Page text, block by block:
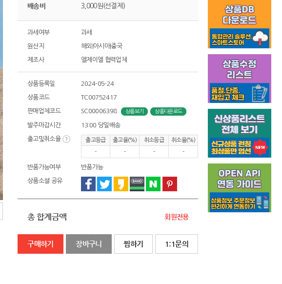
배송비 3,000원(선결제)
과세여부 과세
원산지 해외|아시아|중국
제조사 엘제이엘 협력업체
상품등록일 2024-05-24
상품코드 TC00752417
판매업체코드 SC00006398 상품보기 상품다운로드
발주마감시간 13:00 당일배송
출고및취소율 출고등급 출고율(%) 취소등급
취소율(%)
-
- - -
반품가능여부 반품가능
상품소셜 공유
총 합계금액 회원전용
구매하기 장바구니 찜하기 1:1문의